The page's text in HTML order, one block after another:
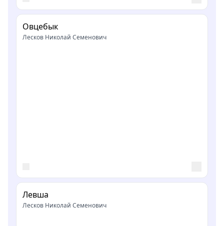
Овцебык
Лесков Николай Семенович
Левша
Лесков Николай Семенович